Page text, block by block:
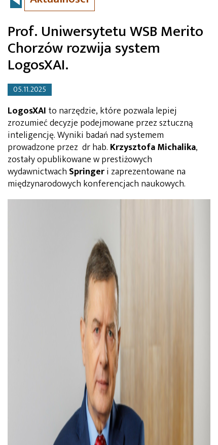
Prof. Uniwersytetu WSB Merito
Chorzów rozwija system
LogosXAI.
05.11.2025
LogosXAI to narzędzie, które pozwala lepiej
zrozumieć decyzje podejmowane przez sztuczną
inteligencję. Wyniki badań nad systemem
prowadzone przez dr hab. Krzysztofa Michalika,
zostały opublikowane w prestiżowych
wydawnictwach Springeri zaprezentowane na
międzynarodowych konferencjach naukowych.